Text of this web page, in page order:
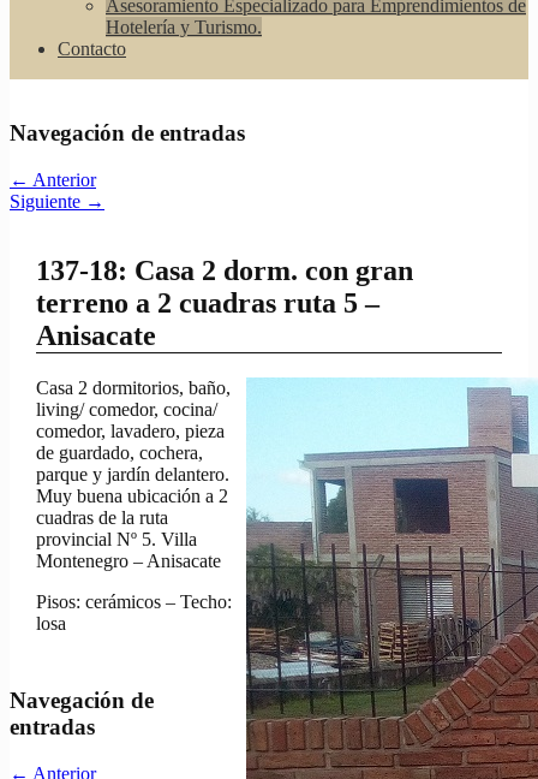
Asesoramiento Especializado para Emprendimientos de
Hotelería y Turismo.
Contacto
Navegación de entradas
← Anterior
Siguiente →
137-18: Casa 2 dorm. con gran
terreno a 2 cuadras ruta 5 –
Anisacate
Casa 2 dormitorios, baño,
living/ comedor, cocina/
comedor, lavadero, pieza
de guardado, cochera,
parque y jardín delantero.
Muy buena ubicación a 2
cuadras de la ruta
provincial Nº 5. Villa
Montenegro – Anisacate
Pisos: cerámicos – Techo:
losa
Navegación de
entradas
← Anterior